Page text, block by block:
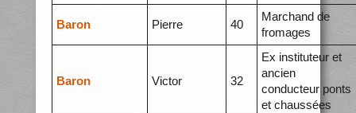
Baron Pierre 40
Marchand de
fromages
Baron Victor 32
Ex instituteur et
ancien
conducteur ponts
et chaussées